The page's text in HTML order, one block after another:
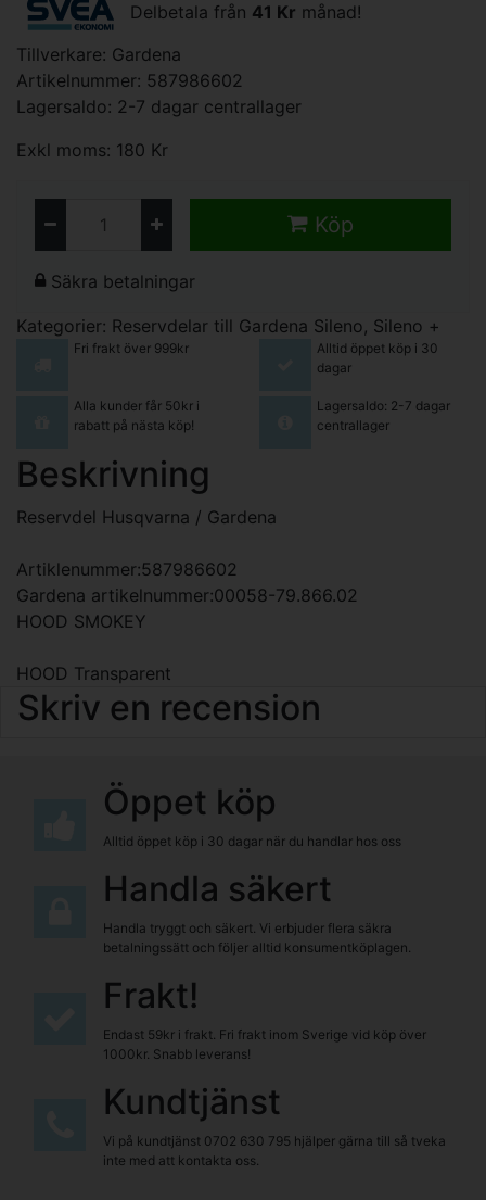
Delbetala från 41 Kr månad!
Tillverkare: Gardena
Artikelnummer: 587986602
Lagersaldo: 2-7 dagar centrallager
Exkl moms: 180 Kr
Köp
Säkra betalningar
Kategorier: Reservdelar till Gardena Sileno, Sileno +
Fri frakt över 999kr
Alltid öppet köp i 30
dagar
Alla kunder får 50kr i
rabatt på nästa köp!
Lagersaldo: 2-7 dagar
centrallager
Beskrivning
Reservdel Husqvarna / Gardena
Artiklenummer:587986602
Gardena artikelnummer:00058-79.866.02
HOOD SMOKEY
HOOD Transparent
Skriv en recension
Öppet köp
Alltid öppet köp i 30 dagar när du handlar hos oss
Handla säkert
Handla tryggt och säkert. Vi erbjuder flera säkra
betalningssätt och följer alltid konsumentköplagen.
Frakt!
Endast 59kr i frakt. Fri frakt inom Sverige vid köp över
1000kr. Snabb leverans!
Kundtjänst
Vi på kundtjänst 0702 630 795 hjälper gärna till så tveka
inte med att kontakta oss.